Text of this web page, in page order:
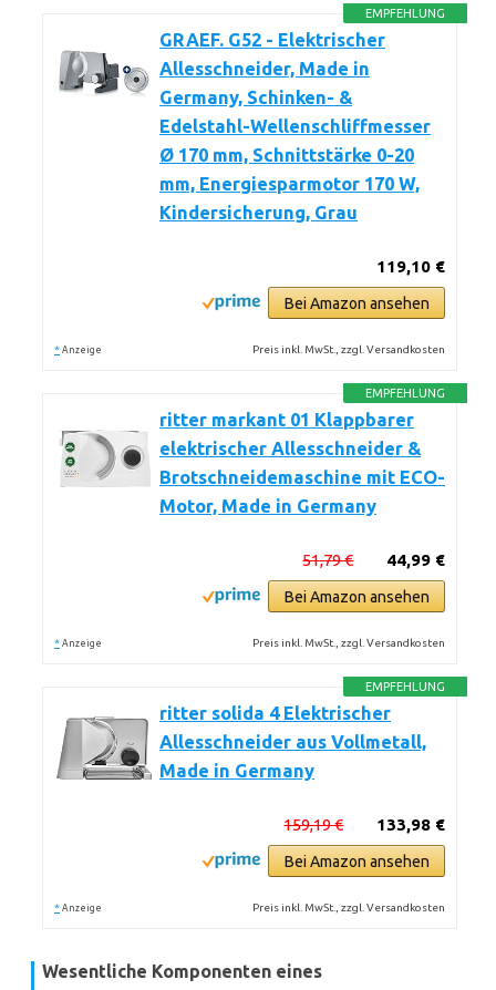
EMPFEHLUNG
GRAEF. G52 - Elektrischer
Allesschneider, Made in
Germany, Schinken- &
Edelstahl-Wellenschliffmesser
Ø 170 mm, Schnittstärke 0-20
mm, Energiesparmotor 170 W,
Kindersicherung, Grau
119,10 €
Bei Amazon ansehen
* Anzeige Preis inkl. MwSt., zzgl. Versandkosten
EMPFEHLUNG
ritter markant 01 Klappbarer
elektrischer Allesschneider &
Brotschneidemaschine mit ECO-
Motor, Made in Germany
44,99 €
51,79 €
Bei Amazon ansehen
* Anzeige Preis inkl. MwSt., zzgl. Versandkosten
EMPFEHLUNG
ritter solida 4 Elektrischer
Allesschneider aus Vollmetall,
Made in Germany
133,98 €
159,19 €
Bei Amazon ansehen
* Anzeige Preis inkl. MwSt., zzgl. Versandkosten
Wesentliche Komponenten eines